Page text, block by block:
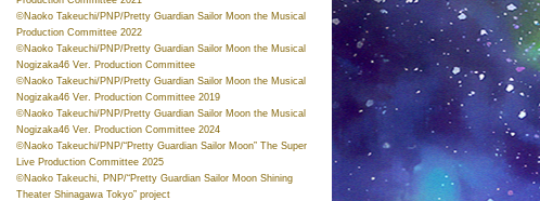
©Naoko Takeuchi/PNP/Pretty Guardian Sailor Moon the Musical
Production Committee 2022
©Naoko Takeuchi/PNP/Pretty Guardian Sailor Moon the Musical
Nogizaka46 Ver. Production Committee
©Naoko Takeuchi/PNP/Pretty Guardian Sailor Moon the Musical
Nogizaka46 Ver. Production Committee 2019
©Naoko Takeuchi/PNP/Pretty Guardian Sailor Moon the Musical
Nogizaka46 Ver. Production Committee 2024
©Naoko Takeuchi/PNP/“Pretty Guardian Sailor Moon” The Super
Live Production Committee 2025
©Naoko Takeuchi, PNP/“Pretty Guardian Sailor Moon Shining
Theater Shinagawa Tokyo” project